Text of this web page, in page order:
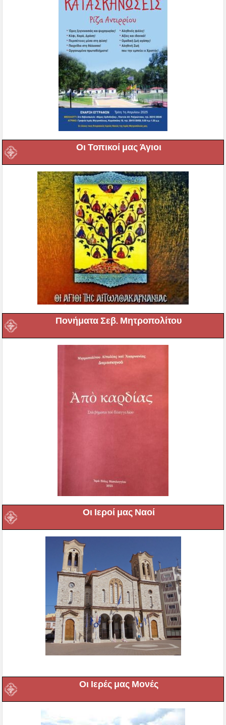
Οι Τοπικοί μας Άγιοι
Πονήματα Σεβ. Μητροπολίτου
Οι Ιεροί μας Ναοί
Οι Ιερές μας Μονές